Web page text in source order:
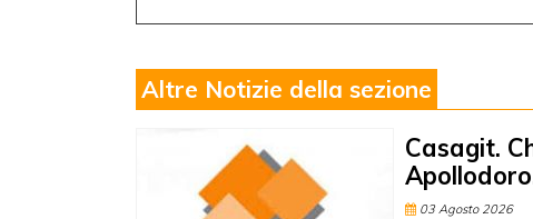
Altre Notizie della sezione
Casagit.
03 Agosto 2026